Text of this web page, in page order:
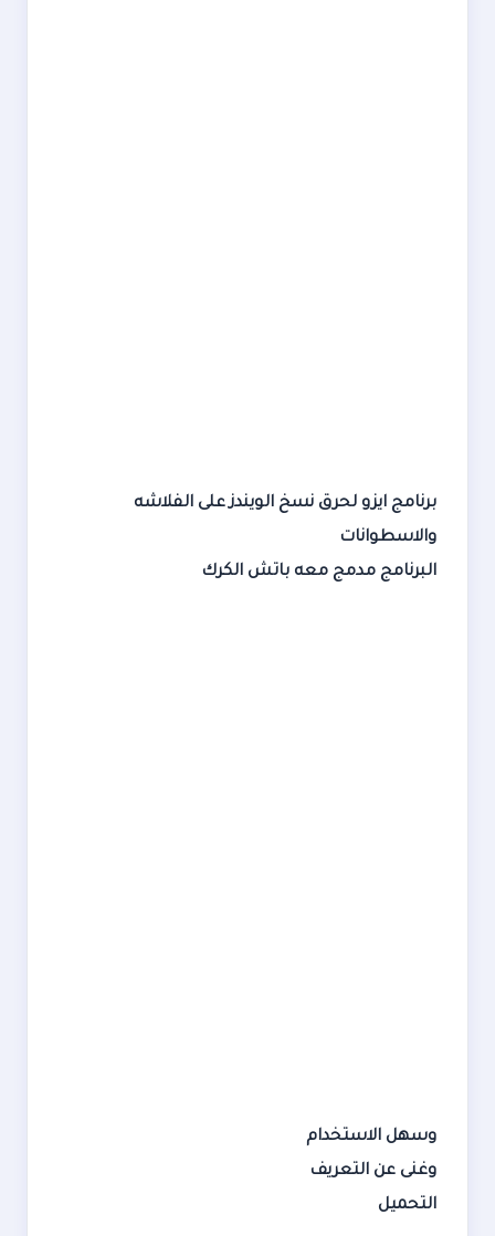
برنامج ايزو لحرق نسخ الويندز على الفلاشه
والاسطوانات
البرنامج مدمج معه باتش الكرك
وسهل الاستخدام
وغنى عن التعريف
التحميل